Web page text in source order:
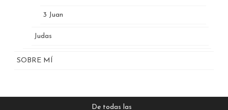
3 Juan
Judas
SOBRE MÍ
De todas las